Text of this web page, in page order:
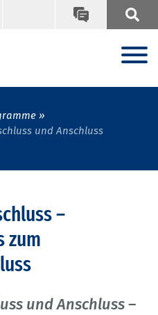
und Anschluss
–
zum
und Anschluss –